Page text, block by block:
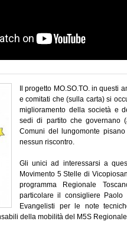
Il progetto MO.SO.TO. in questi
e comitati che (sulla carta) si
miglioramento della società e
sedi di partito che governano
Comuni del lungomonte
nessun riscontro.
Gli unici ad interessarsi a
Movimento 5 Stelle di
programma Regionale
particolare il consigliere Paolo
Evangelisti per le note
della mobilità del M5S Regionale